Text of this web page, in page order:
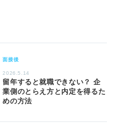
面接後
2026.5.14
留年すると就職できない？ 企
業側のとらえ方と内定を得るた
めの方法